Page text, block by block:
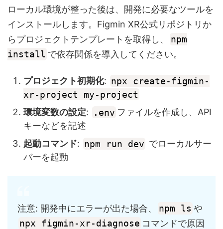
ローカル環境が整った後は、開発に必要なツールを
インストールします。Figmin XR公式リポジトリか
らプロジェクトテンプレートを取得し、
npm
install で依存関係を導入してください。
プロジェクト初期化: npx create-figmin-
xr-project my-project
環境変数の設定: .env ファイルを作成し、API
キーなどを記述
起動コマンド: npm run dev でローカルサー
バーを起動
注意: 開発中にエラーが出た場合、 npm ls や
npx figmin-xr-diagnose コマンドで原因